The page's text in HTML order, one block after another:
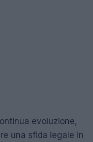
evoluzione,
una sfida legale in